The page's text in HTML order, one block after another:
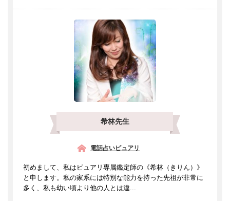
希林先生
電話占いピュアリ
初めまして、私はピュアリ専属鑑定師の《希林（きりん）》
と申します。私の家系には特別な能力を持った先祖が非常に
多く、私も幼い頃より他の人とは違...